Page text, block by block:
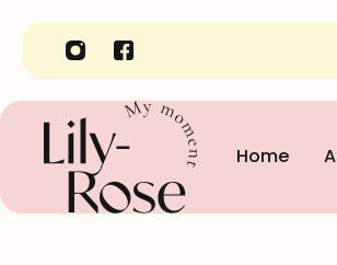
Lily-Rose in Gent
Home